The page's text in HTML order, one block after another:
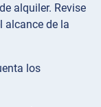
alquiler. Revise
alcance de la
los